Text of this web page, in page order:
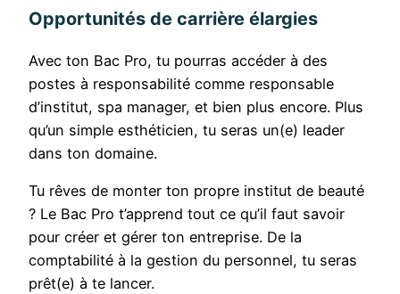
Opportunités de carrière élargies
Avec ton Bac Pro, tu pourras accéder à des
postes à responsabilité comme responsable
d’institut, spa manager, et bien plus encore. Plus
qu’un simple esthéticien, tu seras un(e) leader
dans ton domaine.
Tu rêves de monter ton propre institut de beauté
? Le Bac Pro t’apprend tout ce qu’il faut savoir
pour créer et gérer ton entreprise. De la
comptabilité à la gestion du personnel, tu seras
prêt(e) à te lancer.